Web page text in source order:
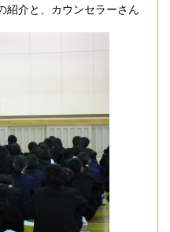
紹介と、カウンセラーさん